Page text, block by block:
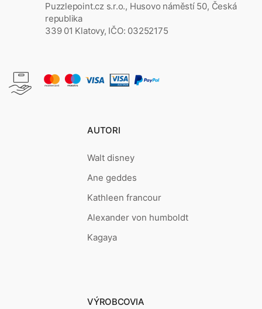
Puzzlepoint.cz s.r.o., Husovo náměstí 50, Česká
republika
339 01 Klatovy, IČO: 03252175
AUTORI
Walt disney
Ane geddes
Kathleen francour
Alexander von humboldt
Kagaya
VÝROBCOVIA